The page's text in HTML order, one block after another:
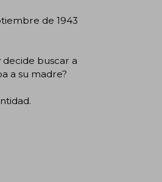
de 1943
buscar a
a su madre?